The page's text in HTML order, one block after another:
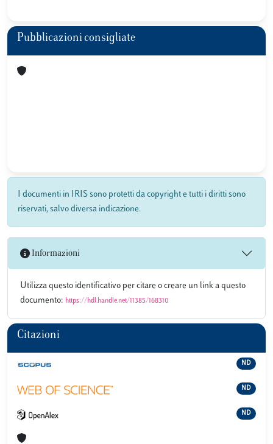
Pubblicazioni consigliate
I documenti in IRIS sono protetti da copyright e tutti i diritti sono
riservati, salvo diversa indicazione.
Informazioni
Utilizza questo identificativo per citare o creare un link a questo
documento: https://hdl.handle.net/11385/168310
Citazioni
ND
ND
ND